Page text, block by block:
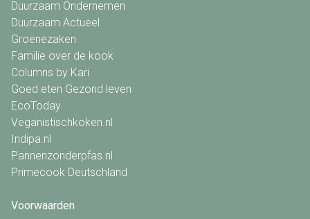
Duurzaam Ondernemen
Duurzaam Actueel
Groenezaken
Familie over de kook
Columns by Kari
Goed eten Gezond leven
EcoToday
Veganistischkoken.nl
Indipa.nl
Pannenzonderpfas.nl
Primecook Deutschland
Voorwaarden